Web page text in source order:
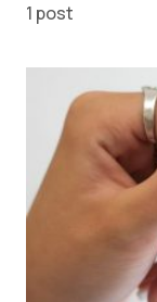
1 post